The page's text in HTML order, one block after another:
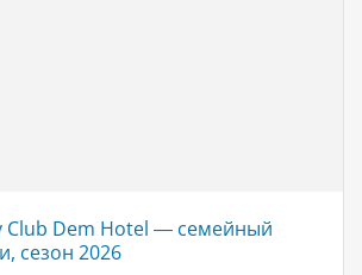
Club Dem Hotel — семейный
сезон 2026